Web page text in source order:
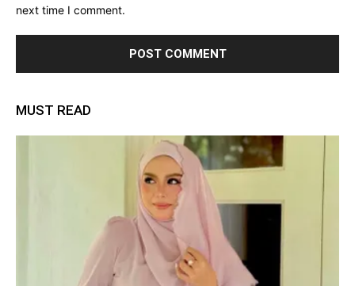
next time I comment.
MUST READ